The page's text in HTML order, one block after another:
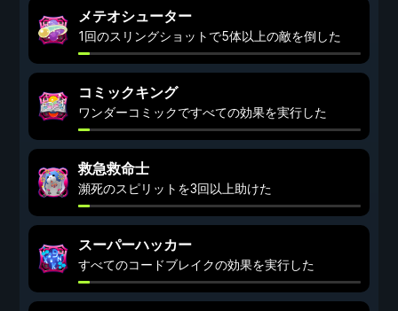
メテオシューター
1回のスリングショットで5体以上の敵を倒した
コミックキング
ワンダーコミックですべての効果を実行した
救急救命士
瀕死のスピリットを3回以上助けた
スーパーハッカー
すべてのコードブレイクの効果を実行した